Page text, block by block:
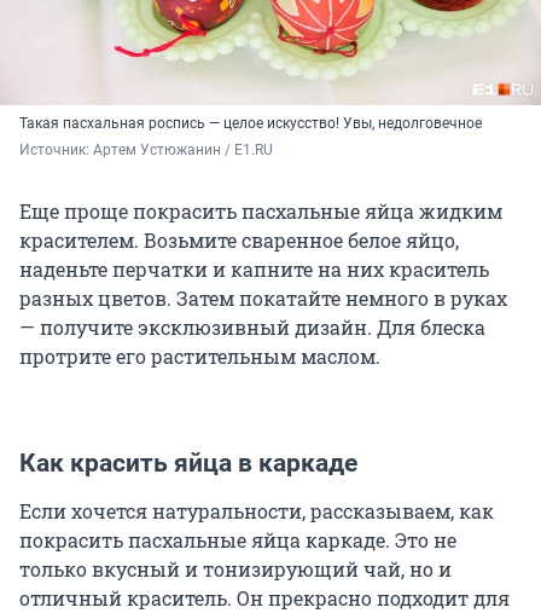
Такая пасхальная роспись — целое искусство! Увы, недолговечное
Источник: Артем Устюжанин / E1.RU
Еще проще покрасить пасхальные яйца жидким
красителем. Возьмите сваренное белое яйцо,
наденьте перчатки и капните на них краситель
разных цветов. Затем покатайте немного в руках
— получите эксклюзивный дизайн. Для блеска
протрите его растительным маслом.
Как красить яйца в каркаде
Если хочется натуральности, рассказываем, как
покрасить пасхальные яйца каркаде. Это не
только вкусный и тонизирующий чай, но и
отличный краситель. Он прекрасно подходит для